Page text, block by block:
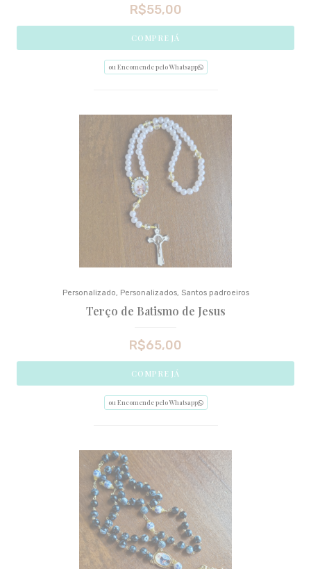
R$55,00
COMPRE JÁ
ou Encomende pelo Whatsapp
Personalizado, Personalizados, Santos padroeiros
Terço de Batismo de Jesus
R$65,00
COMPRE JÁ
ou Encomende pelo Whatsapp